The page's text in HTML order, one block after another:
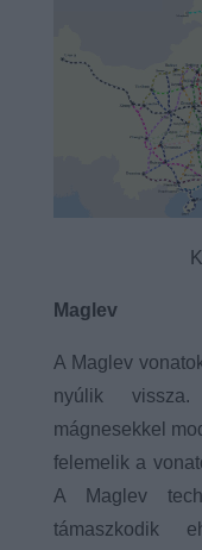
Maglev
A Maglev
nyúlik
mágnesekkel
felemelik a
A Maglev
támaszkodik